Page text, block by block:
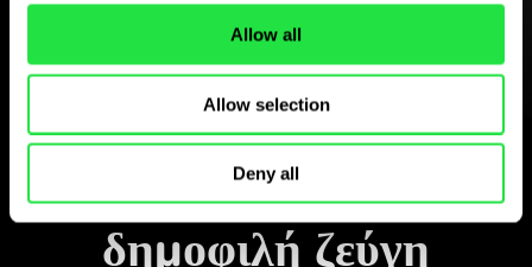
Allow all
Allow selection
Deny all
και εγγραφείτε σε λίγα λεπτά.
Ανταλλαγή στην εφαρμογή
Παρακολουθήστε τα
δημοφιλή ζεύγη